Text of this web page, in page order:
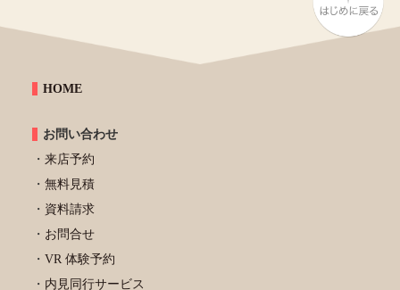
HOME
お問い合わせ
来店予約
無料見積
資料請求
お問合せ
VR 体験予約
内見同行サービス